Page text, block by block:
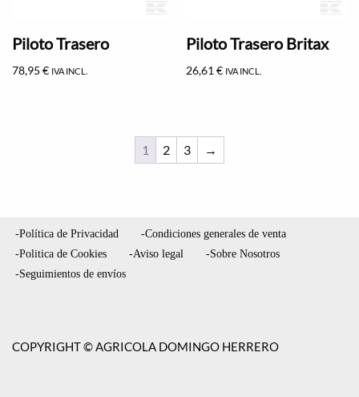
Piloto Trasero
78,95 € IVA INCL.
Piloto Trasero Britax
26,61€ IVA INCL.
1 2 3 →
-Política de Privacidad
-Condiciones generales de venta
-Politica de Cookies
-Aviso legal
-Sobre Nosotros
-Seguimientos de envíos
COPYRIGHT © AGRICOLA DOMINGO HERRERO